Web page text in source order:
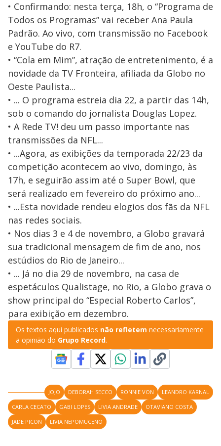
• Confirmando: nesta terça, 18h, o “Programa de
Todos os Programas” vai receber Ana Paula
Padrão. Ao vivo, com transmissão no Facebook
e YouTube do R7.
• “Cola em Mim”, atração de entretenimento, é a
novidade da TV Fronteira, afiliada da Globo no
Oeste Paulista...
• ... O programa estreia dia 22, a partir das 14h,
sob o comando do jornalista Douglas Lopez.
• A Rede TV! deu um passo importante nas
transmissões da NFL...
• ...Agora, as exibições da temporada 22/23 da
competição acontecem ao vivo, domingo, às
17h, e seguirão assim até o Super Bowl, que
será realizado em fevereiro do próximo ano...
• ...Esta novidade rendeu elogios dos fãs da NFL
nas redes sociais.
• Nos dias 3 e 4 de novembro, a Globo gravará
sua tradicional mensagem de fim de ano, nos
estúdios do Rio de Janeiro...
• ... Já no dia 29 de novembro, na casa de
espetáculos Qualistage, no Rio, a Globo grava o
show principal do “Especial Roberto Carlos”,
para exibição em dezembro.
Os textos aqui publicados não refletem necessariamente
a opinião do Grupo Record.
JOJO DEBORAH SECCO RONNIE VON
LEANDRO KARNAL
CARLA CECATO
GABI LOPES LIVIA ANDRADE
OTAVIANO COSTA
JADE PICON
LIVIA NEPOMUCENO